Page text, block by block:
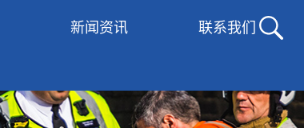
新闻资讯 联系我们